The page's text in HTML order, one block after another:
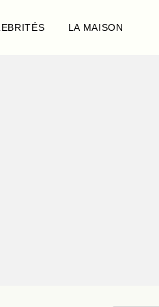
LA MAISON